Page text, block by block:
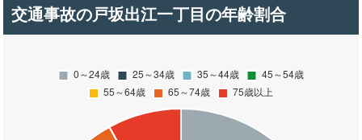
交通事故の戸坂出江一丁目の年齢割合